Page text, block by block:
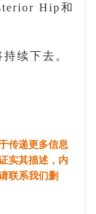
Hip和
续下去。
传递更多信息
实其描述，内
联系我们删